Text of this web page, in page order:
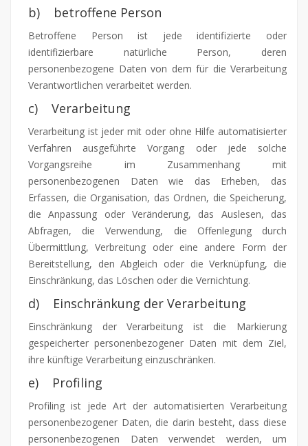
b) betroffene Person
Betroffene Person ist jede identifizierte oder
identifizierbare natürliche Person, deren
personenbezogene Daten von dem für die Verarbeitung
Verantwortlichen verarbeitet werden.
c) Verarbeitung
Verarbeitung ist jeder mit oder ohne Hilfe automatisierter
Verfahren ausgeführte Vorgang oder jede solche
Vorgangsreihe im Zusammenhang mit
personenbezogenen Daten wie das Erheben, das
Erfassen, die Organisation, das Ordnen, die Speicherung,
die Anpassung oder Veränderung, das Auslesen, das
Abfragen, die Verwendung, die Offenlegung durch
Übermittlung, Verbreitung oder eine andere Form der
Bereitstellung, den Abgleich oder die Verknüpfung, die
Einschränkung, das Löschen oder die Vernichtung.
d) Einschränkung der Verarbeitung
Einschränkung der Verarbeitung ist die Markierung
gespeicherter personenbezogener Daten mit dem Ziel,
ihre künftige Verarbeitung einzuschränken.
e) Profiling
Profiling ist jede Art der automatisierten Verarbeitung
personenbezogener Daten, die darin besteht, dass diese
personenbezogenen Daten verwendet werden, um